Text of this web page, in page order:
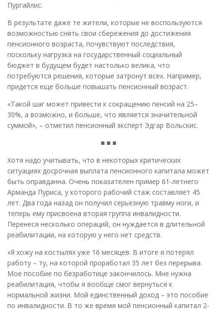
Пургайлис.
В результате даже те жители, которые не воспользуются
возможностью снять свои сбережения до достижения
пенсионного возраста, почувствуют последствия,
поскольку нагрузка на государственный социальный
бюджет в будущем будет настолько велика, что
потребуются решения, которые затронут всех. Например,
придется еще больше повышать пенсионный возраст.
«Такой шаг может привести к сокращению пенсий на 25–
30%, а возможно, и больше, что является значительной
суммой», – отметил пенсионный эксперт Эдгар Вольскис.
■ ■ ■
Хотя надо учитывать, что в некоторых критических
ситуациях досрочная выплата пенсионного капитала может
быть оправданна. Очень показателен пример 61-летнего
Арманда Пуриса, у которого рабочий стаж составляет 45
лет. Два года назад он получил серьезную травму ноги, и
теперь ему присвоена вторая группа инвалидности.
Перенеся несколько операций, он нуждается в длительной
реабилитации, на которую у него нет средств.
«Я хожу на костылях уже 16 месяцев. В итоге я потерял
работу – ту, на которой проработал 35 лет без перерыва.
Мое пособие по безработице закончилось. Мне нужна
реабилитация, чтобы я вообще смог вернуться к
нормальной жизни. Мой единственный доход – это пособие
по инвалидности. В то же время мой пенсионный капитал 2-